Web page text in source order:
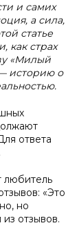
и самих
а сила,
статье
как страх
«Милый
историю о
ответа
любитель
«Это
но
отзывов.